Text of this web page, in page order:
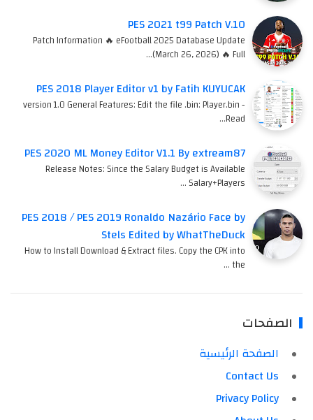
PES 2021 t99 Patch V.10
Patch Information 🔥 eFootball 2025 Database Update
(March 26, 2026) 🔥 Full…
PES 2018 Player Editor v1 by Fatih KUYUCAK
version 1.0 General Features: Edit the file .bin: Player.bin -
Read…
PES 2020 ML Money Editor V1.1 By extream87
Release Notes: Since the Salary Budget is Available
Salary+Players …
PES 2018 / PES 2019 Ronaldo Nazário Face by
Stels Edited by WhatTheDuck
How to Install Download & Extract files. Copy the CPK into
the …
الصفحات
الصفحة الرئيسية
Contact Us
Privacy Policy